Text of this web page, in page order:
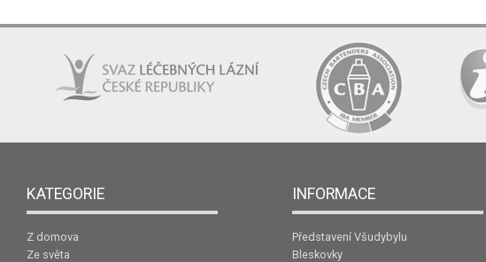
KATEGORIE
Z domova
Ze světa
INFORMACE
Představení Všudybylu
Bleskovky